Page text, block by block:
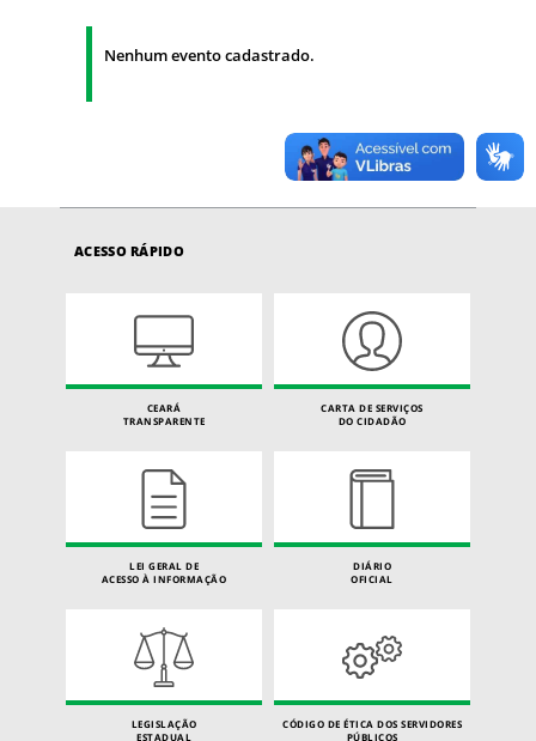
Nenhum evento cadastrado.
ACESSO RÁPIDO
CEARÁ
TRANSPARENTE
CARTA DE SERVIÇOS
DO CIDADÃO
LEI GERAL DE
ACESSO À INFORMAÇÃO
DIÁRIO
OFICIAL
LEGISLAÇÃO
ESTADUAL
CÓDIGO DE ÉTICA DOS SERVIDORES
PÚBLICOS